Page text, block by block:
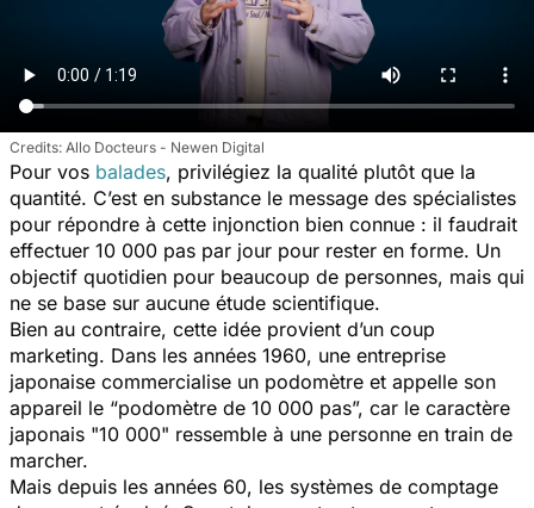
Allo Docteurs - Newen Digital
Pour vos balades, privilégiez la qualité plutôt que la
quantité. C’est en substance le message des spécialistes
pour répondre à cette injonction bien connue : il faudrait
effectuer 10 000 pas par jour pour rester en forme. Un
objectif quotidien pour beaucoup de personnes, mais qui
ne se base sur aucune étude scientifique.
Bien au contraire, cette idée provient d’un coup
marketing. Dans les années 1960, une entreprise
japonaise commercialise un podomètre et appelle son
appareil le “podomètre de 10 000 pas”, car le caractère
japonais "10 000" ressemble à une personne en train de
marcher.
Mais depuis les années 60, les systèmes de comptage